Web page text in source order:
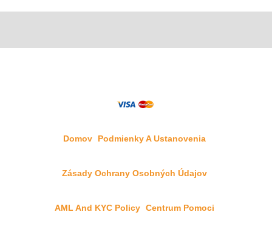
Domov Podmienky A Ustanovenia
Zásady Ochrany Osobných Údajov
AML And KYC Policy Centrum Pomoci